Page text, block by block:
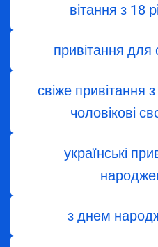
вітання з 18
привітання для
свіже привітання
чоловікові
українські
з днем